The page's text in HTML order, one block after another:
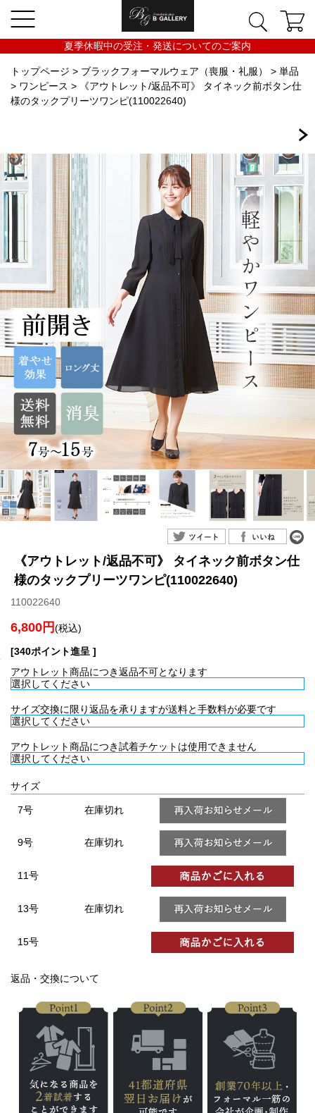
夏季休暇中の受注・発送についてのご案内
トップページ > ブラックフォーマルウェア（喪服・礼服） > 単品
> ワンピース > 《アウトレット/返品不可》 タイネック前ボタン仕
様のタックプリーツワンピ(110022640)
《アウトレット/返品不可》 タイネック前ボタン仕
様のタックプリーツワンピ(110022640)
110022640
6,800円(税込)
[340ポイント進呈 ]
アウトレット商品につき返品不可となります
サイズ交換に限り返品を承りますが送料と手数料が必要です
アウトレット商品につき試着チケットは使用できません
サイズ
7号 在庫切れ
9号 在庫切れ
11号
13号 在庫切れ
15号
返品・交換について